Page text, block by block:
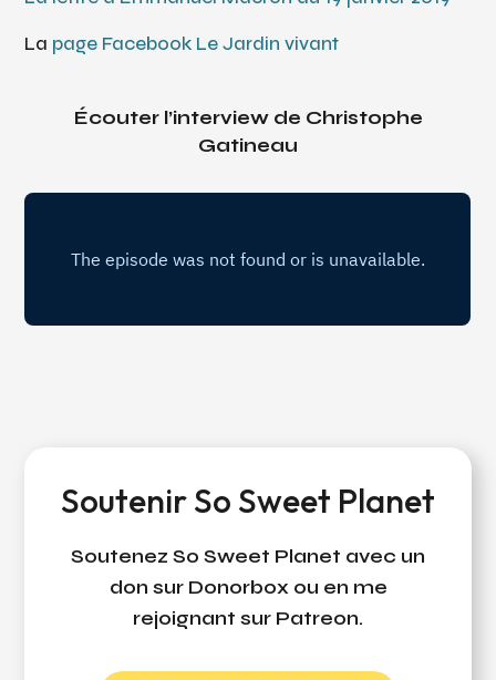
La page Facebook Le Jardin vivant
Écouter l’interview de Christophe
Gatineau
Soutenir So Sweet Planet
Soutenez So Sweet Planet avec un
don sur Donorbox ou en me
rejoignant sur Patreon.